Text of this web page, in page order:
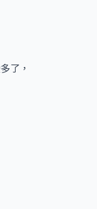
了，